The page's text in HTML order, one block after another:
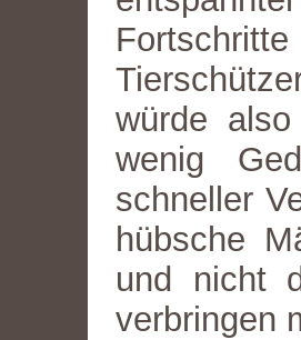
würde
wenig
schneller
hübsche
und nicht
verbringen